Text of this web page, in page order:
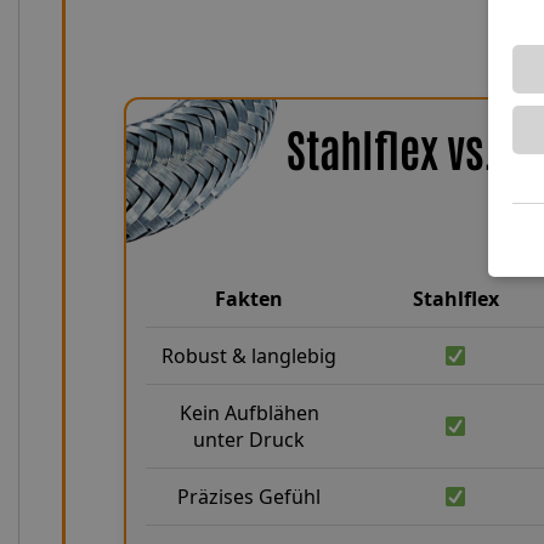
Stahlflex vs.
Fakten Stahlflex
Robust & langlebig
Kein Aufblähen
unter Druck
Präzises Gefühl